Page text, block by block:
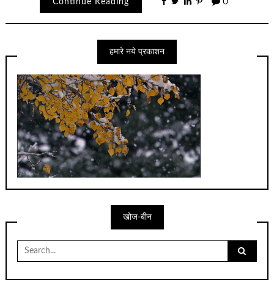
Continue Reading 0
हमारे नये प्रकाशन
खोज-बीन
Search
for: